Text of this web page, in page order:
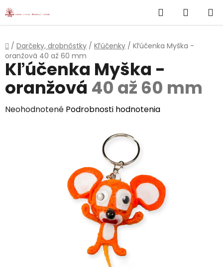
Prejsť
na
Hľadať
KOŠÍK
Domov
/ Darčeky, drobnôstky / Kľúčenky / Kľúčenka Myška -
oranžová 40 až 60 mm
Kľúčenka Myška -
oranžová 40 až 60 mm
Priemerné
Neohodnotené Podrobnosti hodnotenia